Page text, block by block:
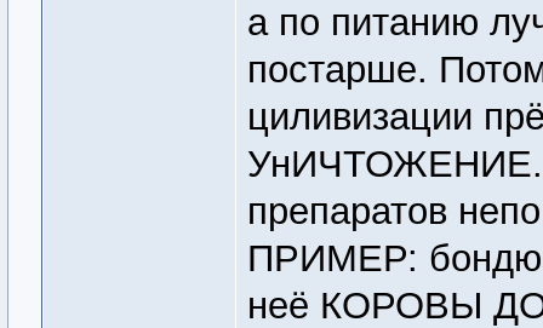
а по питанию
постарше.
циливизации
УнИЧТОЖЕНИЕ.
препаратов
ПРИМЕР:
неё КОРОВЫ